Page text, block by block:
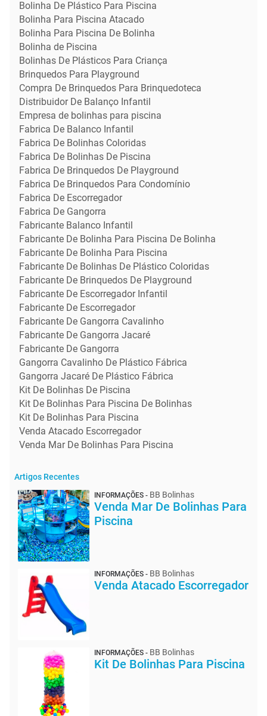
Bolinha De Plástico Para Piscina
Bolinha Para Piscina Atacado
Bolinha Para Piscina De Bolinha
Bolinha de Piscina
Bolinhas De Plásticos Para Criança
Brinquedos Para Playground
Compra De Brinquedos Para Brinquedoteca
Distribuidor De Balanço Infantil
Empresa de bolinhas para piscina
Fabrica De Balanco Infantil
Fabrica De Bolinhas Coloridas
Fabrica De Bolinhas De Piscina
Fabrica De Brinquedos De Playground
Fabrica De Brinquedos Para Condomínio
Fabrica De Escorregador
Fabrica De Gangorra
Fabricante Balanco Infantil
Fabricante De Bolinha Para Piscina De Bolinha
Fabricante De Bolinha Para Piscina
Fabricante De Bolinhas De Plástico Coloridas
Fabricante De Brinquedos De Playground
Fabricante De Escorregador Infantil
Fabricante De Escorregador
Fabricante De Gangorra Cavalinho
Fabricante De Gangorra Jacaré
Fabricante De Gangorra
Gangorra Cavalinho De Plástico Fábrica
Gangorra Jacaré De Plástico Fábrica
Kit De Bolinhas De Piscina
Kit De Bolinhas Para Piscina De Bolinhas
Kit De Bolinhas Para Piscina
Venda Atacado Escorregador
Venda Mar De Bolinhas Para Piscina
Artigos Recentes
INFORMAÇÕES - BB Bolinhas
Venda Mar De Bolinhas Para
Piscina
INFORMAÇÕES - BB Bolinhas
Venda Atacado Escorregador
INFORMAÇÕES - BB Bolinhas
Kit De Bolinhas Para Piscina